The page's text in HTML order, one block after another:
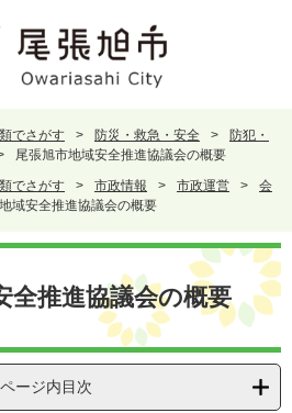
でさがす > 防災・救急・安全 >
防犯・
尾張旭市地域安全推進協議会の概要
でさがす > 市政情報 > 市政運営 >
会
域安全推進協議会の概要
全推進協議会の概要
ページ内目次